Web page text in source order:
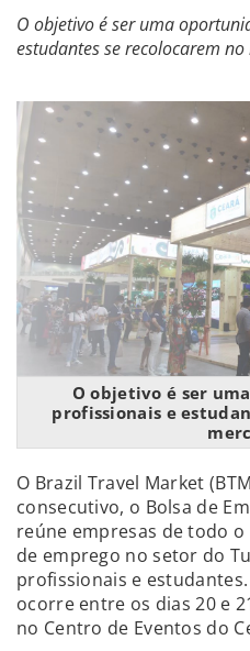
O objetivo é ser uma
estudantes se recolocarem
O objetivo é ser
profissionais e
O Brazil Travel Market
consecutivo, o Bolsa de
reúne empresas de todo
de emprego no setor do
profissionais e estudantes.
ocorre entre os dias 20 e
no Centro de Eventos do